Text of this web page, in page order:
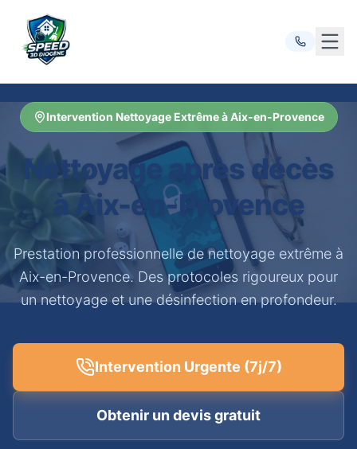
Intervention Nettoyage Extrême à Aix-en-Provence
Nettoyage après décès
à Aix-en-Provence
Prestation professionnelle de nettoyage extrême à
Aix-en-Provence. Des protocoles rigoureux pour
un nettoyage et une désinfection en profondeur.
Intervention Urgente (7j/7)
Obtenir un devis gratuit